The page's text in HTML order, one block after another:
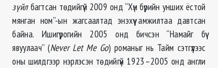
зүйл багтсан төдийгүй 2009 онд “Хүн бүрийн унших ёстой
мянган ном”-ын жагсаалтад энэхүү амжилтаа давтсан
байна. Ишигүрогийн 2005 онд бичсэн “Намайг бүү
явуулаач” (Never Let Me Go) романыг нь Тайм сэтгүүлээс
оны шилдгээр нэрлэсэн төдийгүй 1923–2005 онд англи